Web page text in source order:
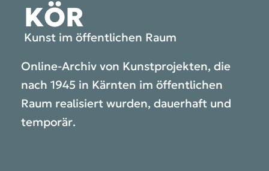
KÖR
Kunst im öffentlichen Raum
Online-Archiv von Kunstprojekten, die
nach 1945 in Kärnten im öffentlichen
Raum realisiert wurden, dauerhaft und
temporär.